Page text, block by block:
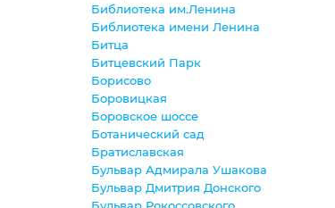
Библиотека им.Ленина
Библиотека имени Ленина
Битца
Битцевский Парк
Борисово
Боровицкая
Боровское шоссе
Ботанический сад
Братиславская
Бульвар Адмирала Ушакова
Бульвар Дмитрия Донского